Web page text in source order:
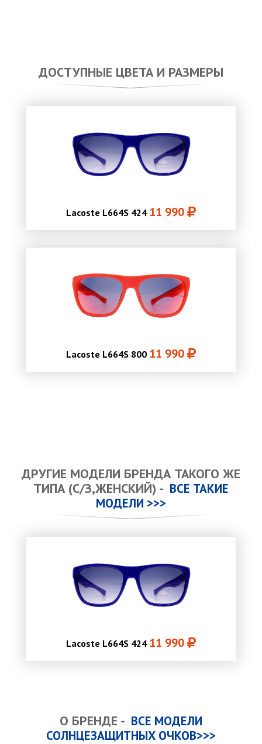
ДОСТУПНЫЕ ЦВЕТА И РАЗМЕРЫ
Lacoste L664S 424 11 990
Lacoste L664S 800 11 990
ДРУГИЕ МОДЕЛИ БРЕНДА ТАКОГО ЖЕ
ТИПА (С/З,ЖЕНСКИЙ) - ВСЕ ТАКИЕ
МОДЕЛИ >>>
Lacoste L664S 424 11 990
О БРЕНДЕ - ВСЕ МОДЕЛИ
СОЛНЦЕЗАЩИТНЫХ ОЧКОВ>>>